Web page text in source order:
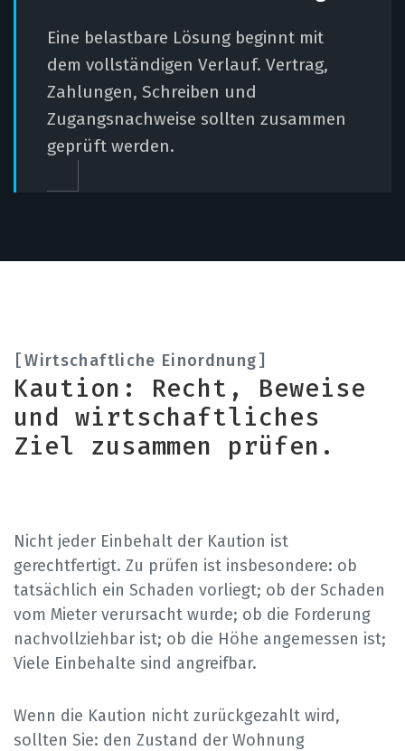
Eine belastbare Lösung beginnt mit
dem vollständigen Verlauf. Vertrag,
Zahlungen, Schreiben und
Zugangsnachweise sollten zusammen
geprüft werden.
Wirtschaftliche Einordnung
Kaution: Recht, Beweise
und wirtschaftliches
Ziel zusammen prüfen.
Nicht jeder Einbehalt der Kaution ist
gerechtfertigt. Zu prüfen ist insbesondere: ob
tatsächlich ein Schaden vorliegt; ob der Schaden
vom Mieter verursacht wurde; ob die Forderung
nachvollziehbar ist; ob die Höhe angemessen ist;
Viele Einbehalte sind angreifbar.
Wenn die Kaution nicht zurückgezahlt wird,
sollten Sie: den Zustand der Wohnung